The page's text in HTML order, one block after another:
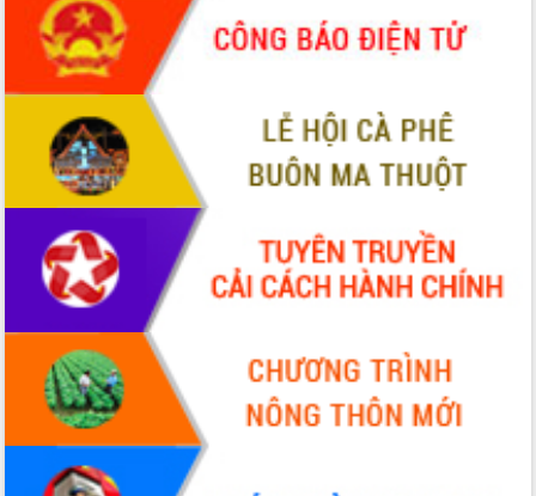
món ăn từ sầu riêng
Đắk Lắk công bố Quy hoạch và xúc
tiến đầu tư tỉnh
Ngành cá ngừ Đắk Lắk chủ động thích
ứng để giữ vững thị trường xuất khẩu
Diễn đàn Kinh tế tư nhân Việt Nam đột
phá cơ chế - Hợp tác công tư
Đề án 06 tạo bước ngoặt đột phá trong
cải cách hành chính tỉnh Đắk Lắk
Kết nối tour, đẩy mạnh chuyển đổi số
để phát triển du lịch Đắk Lắk
Khởi động Dự án Đầu tư xây dựng hạ
tầng kỹ thuật Cụm công nghiệp Tân
Gặp mặt các cơ quan báo chí nhân Kỷ
niệm 101 năm Ngày Báo chí Cách
mạng Việt Nam
Đắk Lắk sơ kết 4 năm triển khai thực
hiện Đề án 06 của Chính phủ